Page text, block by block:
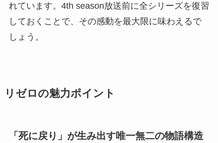
れています。4th season放送前に全シリーズを復習
しておくことで、その感動を最大限に味わえるで
しょう。
リゼロの魅力ポイント
「死に戻り」が生み出す唯一無二の物語構造